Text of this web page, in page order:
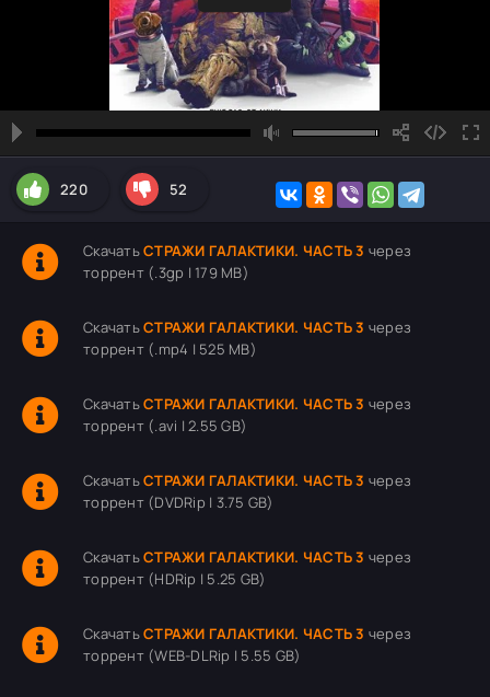
220 52
СкачатьСТРАЖИ ГАЛАКТИКИ. ЧАСТЬ 3 через
торрент (.3gp | 179 MB)
СкачатьСТРАЖИ ГАЛАКТИКИ. ЧАСТЬ 3 через
торрент (.mp4 | 525 MB)
СкачатьСТРАЖИ ГАЛАКТИКИ. ЧАСТЬ 3 через
торрент (.avi | 2.55 GB)
СкачатьСТРАЖИ ГАЛАКТИКИ. ЧАСТЬ 3 через
торрент (DVDRip | 3.75 GB)
СкачатьСТРАЖИ ГАЛАКТИКИ. ЧАСТЬ 3 через
торрент (HDRip | 5.25 GB)
СкачатьСТРАЖИ ГАЛАКТИКИ. ЧАСТЬ 3 через
торрент (WEB-DLRip | 5.55 GB)